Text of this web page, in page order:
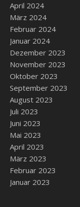
April 2024
März 2024
Februar 2024
Januar 2024
Dezember 2023
November 2023
Oktober 2023
September 2023
August 2023
Juli 2023
Juni 2023
Mai 2023
April 2023
März 2023
Februar 2023
Januar 2023